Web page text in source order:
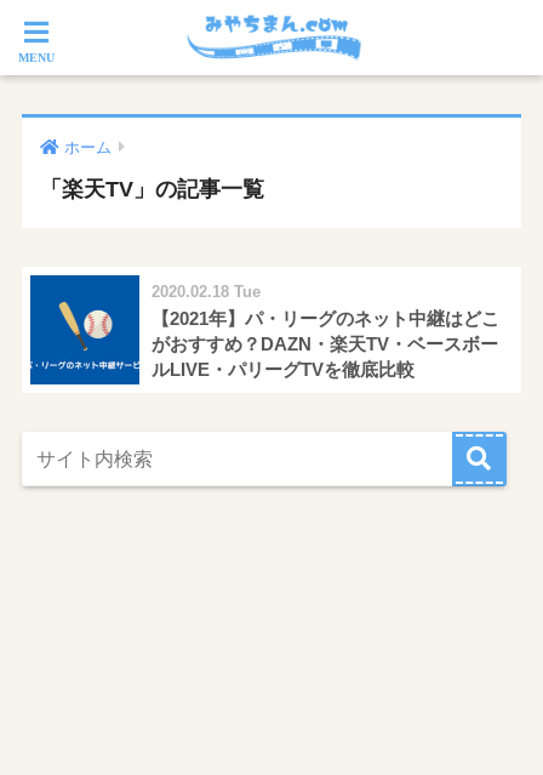
ホーム
「楽天TV」の記事一覧
2020.02.18 Tue
【2021年】パ・リーグのネット中継はどこ
がおすすめ？DAZN・楽天TV・ベースボー
ルLIVE・パリーグTVを徹底比較